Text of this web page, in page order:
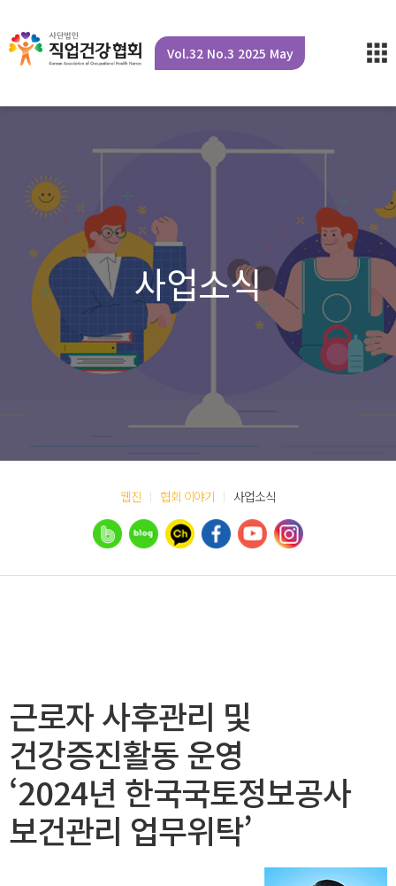
Vol.32 No.3 2025 May
사업소식
웹진 협회 이야기 사업소식
근로자 사후관리 및
건강증진활동 운영
‘2024년 한국국토정보공사
보건관리 업무위탁’